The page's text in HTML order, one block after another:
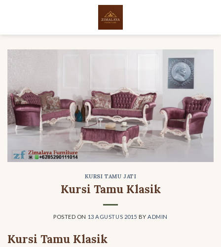
KURSI TAMU JATI
Kursi Tamu Klasik
POSTED ON 13 AGUSTUS 2015 BYADMIN
Kursi Tamu Klasik